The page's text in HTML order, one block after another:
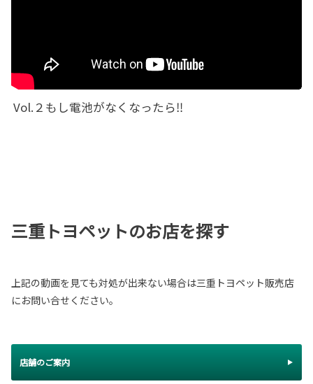
Vol.２もし電池がなくなったら‼
三重トヨペットのお店を探す
上記の動画を見ても対処が出来ない場合は三重トヨペット販売店
にお問い合せください。
店舗のご案内